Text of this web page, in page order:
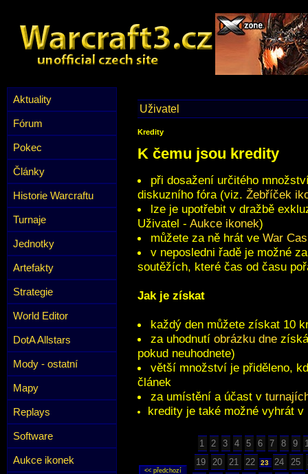
Aktuality
Fórum
Pokec
Články
Historie Warcraftu
Turnaje
Jednotky
Artefakty
Strategie
World Editor
DotA Allstars
Mody - ostatní
Mapy
Replays
Software
Aukce ikonek
Uživatel
Kredity
K čemu jsou kredity
při dosažení určitého
diskuzního fóra (viz. Žebříček
lze je upotřebit v dražbě
Uživatel - Aukce ikonek)
můžete za ně hrát ve War
v neposledni řadě je možné
soutěžích, které čas od času
Jak je získat
každý den můžete získat 10
za uhodnutí obrázku dne
pokud neuhodnete)
větší množství je přiděleno,
článek
za umístění a účast v
kredity je také možné vyhrát v
1 2 3 4 5 6 7 8 9
19
20 21 22 23 24 25